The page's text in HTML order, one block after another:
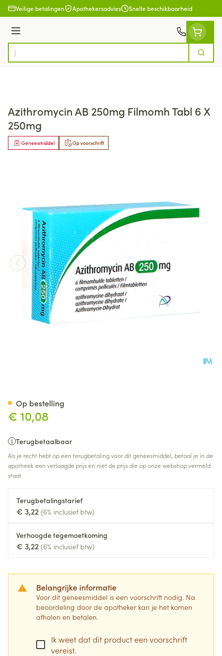
Ga naar de inhoud
Veilige betalingen Apothekersadvies Snelle beschikbaarheid
Menu
Product, merk, categorie...
Zoek
Azithromycin AB 250mg Filmomh Tabl 6 X
250mg
Op voorschrift
Geneesmiddel
€ 10,08
Terugbetaalbaar
Als je recht hebt op een terugbetaling voor dit geneesmiddel, betaal je in de
apotheek een verlaagde prijs en niet de prijs die op onze webshop vermeld
staat.
Terugbetalingstarief
€ 3,22 (6% inclusief btw)
Verhoogde tegemoetkoming
€ 3,22 (6% inclusief btw)
Belangrijke informatie
Voor dit geneesmiddel is een voorschrift nodig. Na
beoordeling door de apotheker kan je het komen
afhalen en betalen.
Ik weet dat dit product een voorschrift
vereist.
Op bestelling